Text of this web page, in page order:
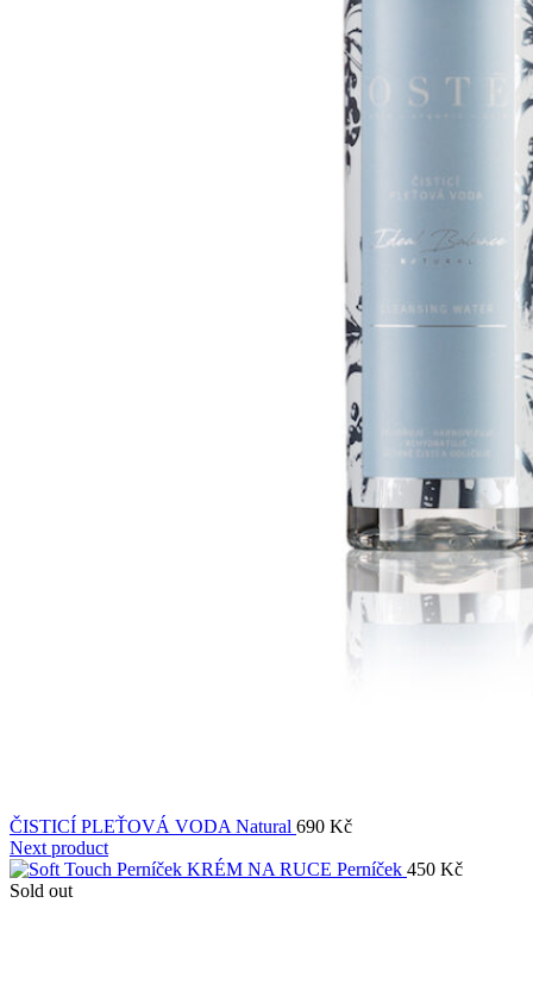
ČISTICÍ PLEŤOVÁ VODA Natural 690 Kč
Next product
KRÉM NA RUCE Perníček 450 Kč
Sold out